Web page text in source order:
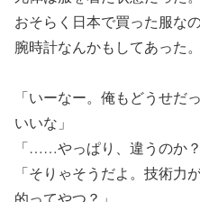
おそらく日本で買った服なの
腕時計なんかもしてあった。
「いーなー。俺もどうせだ
いいな」
「……やっぱり、違うのか？
「そりゃそうだよ。技術力
的ってやつ？」